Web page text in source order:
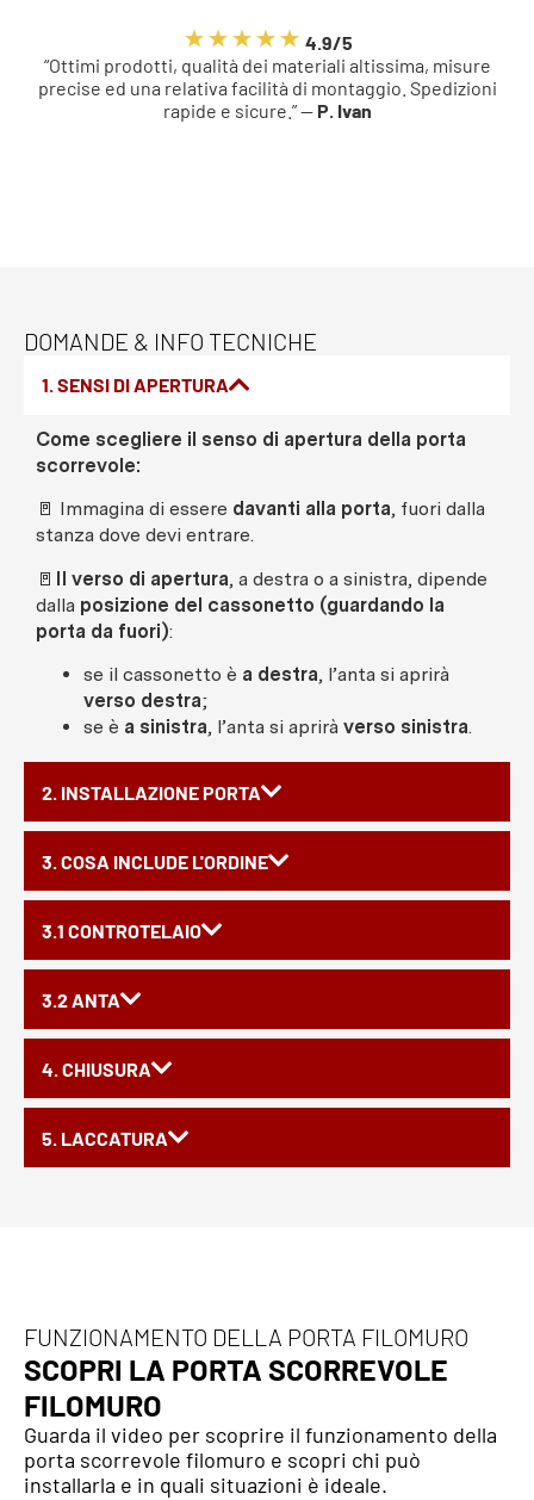
4.9/5
“Ottimi prodotti, qualità dei materiali altissima, misure
precise ed una relativa facilità di montaggio. Spedizioni
rapide e sicure.” — P. Ivan
DOMANDE & INFO TECNICHE
1. SENSI DI APERTURA
2. INSTALLAZIONE PORTA
3. COSA INCLUDE L'ORDINE
3.1 CONTROTELAIO
3.2 ANTA
4. CHIUSURA
5. LACCATURA
Come scegliere il senso di apertura della porta
scorrevole:
🚪 Immagina di essere davanti alla porta, fuori dalla
stanza dove devi entrare.
🚪 Il verso di apertura, a destra o a sinistra, dipende
dalla posizione del cassonetto (guardando la
porta da fuori):
se il cassonetto è a destra, l’anta si aprirà
verso destra;
se è a sinistra, l’anta si aprirà verso sinistra.
FUNZIONAMENTO DELLA PORTA FILOMURO
SCOPRI LA PORTA SCORREVOLE
FILOMURO
Guarda il video per scoprire il funzionamento della
porta scorrevole filomuro e scopri chi può
installarla e in quali situazioni è ideale.